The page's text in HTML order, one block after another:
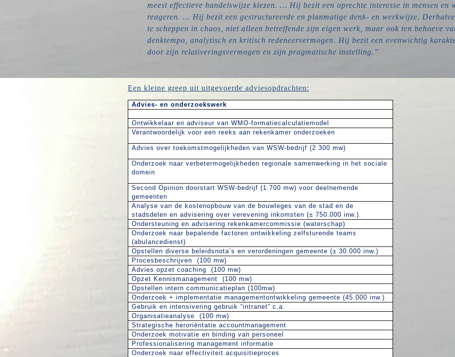
meest effectieve handelswijze kiezen. … Hij bezit een oprechte interesse in mensen
reageren. … Hij bezit een gestructureerde en planmatige denk- en werkwijze.
te scheppen in chaos, niet alleen betreffende zijn eigen werk, maar ook ten behoeve
denktempo, analytisch en kritisch redeneervermogen. Hij bezit een evenwichtig
door zijn relativeringsvermogen en zijn pragmatische instelling.”
Een kleine greep uit uitgevoerde adviesopdrachten:
Advies- en onderzoekswerk
Ontwikkelaar en adviseur van WMO-formatiecalculatiemodel
Verantwoordelijk voor een reeks aan rekenkamer onderzoeken
Advies over toekomstmogelijkheden van WSW-bedrijf (2.300 mw)
Onderzoek naar verbetermogelijkheden regionale samenwerking in het sociale
domein
Second Opinion doorstart WSW-bedrijf (1.700 mw) voor deelnemende
gemeenten
Analyse van de kostenopbouw van de bouwleges van de stad en de
stadsdelen en advisering over verevening inkomsten (± 750.000 inw.).
Ondersteuning en advisering rekenkamercommissie (waterschap)
Onderzoek naar bepalende factoren ontwikkeling zelfsturende teams
(abulancedienst)
Opstellen diverse beleidsnota’s en verordeningen gemeente (± 30.000 inw.)
Procesbeschrijven
(100 mw)
Advies opzet coaching
(100 mw)
Opzet Kennismanagement
(100 mw)
Opstellen intern communicatieplan (100mw)
Onderzoek + implementatie managementontwikkeling gemeente (45.000 inw.)
Gebruik en intensivering gebruik “intranet” c.a.
Organisatieanalyse
(100 mw)
Strategische heroriëntatie accountmanagement
Onderzoek motivatie en binding van personeel
Professionalisering management informatie
Onderzoek naar effectiviteit acquisitieproces